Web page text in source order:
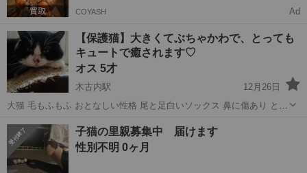
COYASH Ad
【保護猫】大きくてぶちゃかわで、とっても
キュートで癒されます♡
オス 5才
木古内駅
12月26日
大猫 毛もふもふ おとなしい性格 尾と足白いソックス 鼻に傷あり とっ
せていただきます。 自宅の近くで保護したとのことで、何匹か猫を飼
っているため、譲り受...
北海道 上磯郡 木古内駅 猫 性格
子猫の里親募集中 届けます
性別不明 0ヶ月